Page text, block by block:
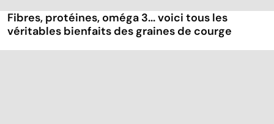
Fibres, protéines, oméga 3... voici tous les
véritables bienfaits des graines de courge